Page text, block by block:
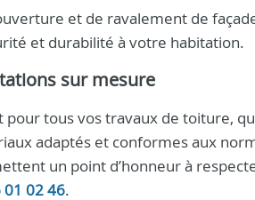
et de ravalement de
et durabilité à votre habitation.
sur mesure
tous vos travaux de toiture,
adaptés et conformes aux
un point d’honneur à
01 02 46.